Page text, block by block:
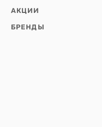
АКЦИИ
БРЕНДЫ